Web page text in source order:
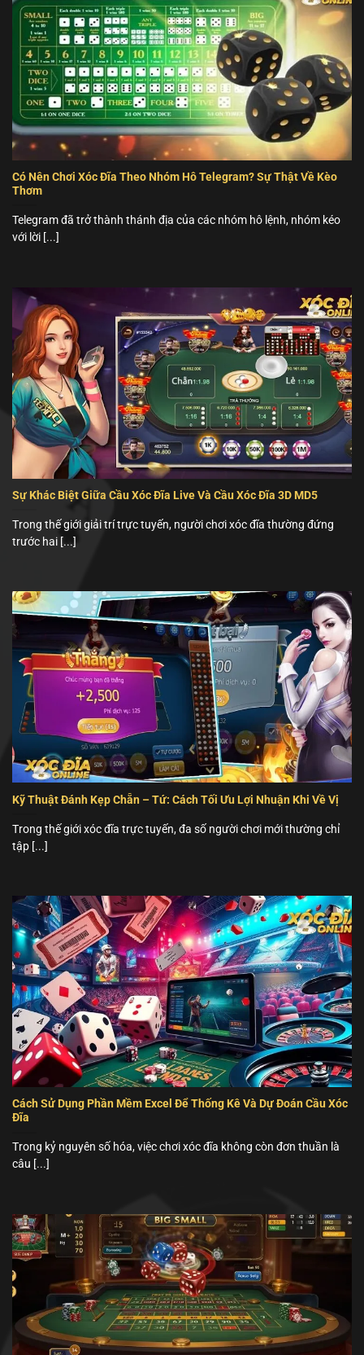
Có Nên Chơi Xóc Đĩa Theo Nhóm Hô Telegram? Sự Thật Về Kèo
Thơm
Telegram đã trở thành thánh địa của các nhóm hô lệnh, nhóm kéo
với lời [...]
Sự Khác Biệt Giữa Cầu Xóc Đĩa Live Và Cầu Xóc Đĩa 3D MD5
Trong thế giới giải trí trực tuyến, người chơi xóc đĩa thường đứng
trước hai [...]
Kỹ Thuật Đánh Kẹp Chẵn – Tứ: Cách Tối Ưu Lợi Nhuận Khi Về Vị
Trong thế giới xóc đĩa trực tuyến, đa số người chơi mới thường chỉ
tập [...]
Cách Sử Dụng Phần Mềm Excel Để Thống Kê Và Dự Đoán Cầu Xóc
Đĩa
Trong kỷ nguyên số hóa, việc chơi xóc đĩa không còn đơn thuần là
câu [...]